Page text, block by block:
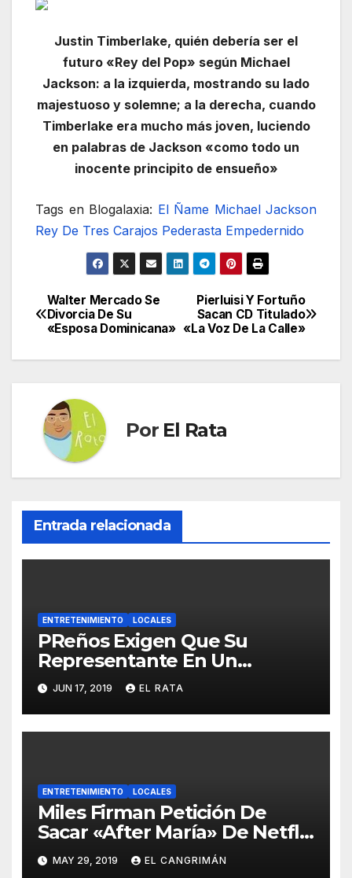
Justin Timberlake, quién debería ser el
futuro «Rey del Pop» según Michael
Jackson: a la izquierda, mostrando su lado
majestuoso y solemne; a la derecha, cuando
Timberlake era mucho más joven, luciendo
en palabras de Jackson «como todo un
inocente principito de ensueño»
Tags en Blogalaxia: El Ñame Michael Jackson
Rey De Tres Carajos Pederasta Empedernido
Navegación
de
Pierluisi Y Fortuño
Sacan CD Titulado
«La Voz De La Calle»
Walter Mercado Se
Divorcia De Su
«Esposa Dominicana»
Por El Rata
Entrada relacionada
ENTRETENIMIENTO LOCALES
PReños Exigen Que Su
Representante En Un
Concurso Superficial E
Irrelevante Sea «Boricua De
Pura Cepa»
JUN 17, 2019 EL RATA
ENTRETENIMIENTO LOCALES
Miles Firman Petición De
Sacar «After María» De Netflix
Porque El Documental No
Trata Sobre Lo Que Ellos
MAY 29, 2019 EL CANGRIMÁN